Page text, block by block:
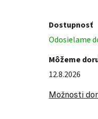
Dostupnosť
Odosielame
Môžeme
12.8.2026
Možnosti